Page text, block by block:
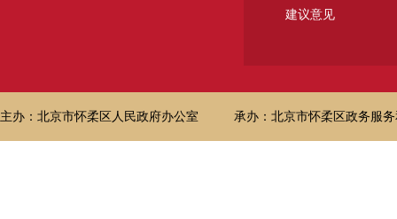
建议意见
主办：北京市怀柔区人民政府办公室 承办：北京市怀柔区政务服